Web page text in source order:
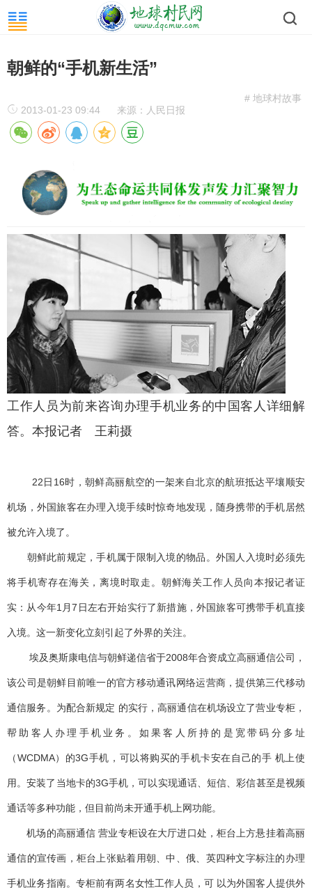
朝鲜的“手机新生活”
# 地球村故事
2013-01-23 09:44
来源：人民日报
工作人员为前来咨询办理手机业务的中国客人详细解
答。本报记者 王莉摄
22日16时，朝鲜高丽航空的一架来自北京的航班抵达平壤顺安
机场，外国旅客在办理入境手续时惊奇地发现，随身携带的手机居然
被允许入境了。
朝鲜此前规定，手机属于限制入境的物品。外国人入境时必须先
将手机寄存在海关，离境时取走。朝鲜海关工作人员向本报记者证
实：从今年1月7日左右开始实行了新措施，外国旅客可携带手机直接
入境。这一新变化立刻引起了外界的关注。
埃及奥斯康电信与朝鲜递信省于2008年合资成立高丽通信公司，
该公司是朝鲜目前唯一的官方移动通讯网络运营商，提供第三代移动
通信服务。为配合新规定 的实行，高丽通信在机场设立了营业专柜，
帮助客人办理手机业务。如果客人所持的是宽带码分多址
（WCDMA）的3G手机，可以将购买的手机卡安在自己的手 机上使
用。安装了当地卡的3G手机，可以实现通话、短信、彩信甚至是视频
通话等多种功能，但目前尚未开通手机上网功能。
机场的高丽通信 营业专柜设在大厅进口处，柜台上方悬挂着高丽
通信的宣传画，柜台上张贴着用朝、中、俄、英四种文字标注的办理
手机业务指南。专柜前有两名女性工作人员，可 以为外国客人提供外